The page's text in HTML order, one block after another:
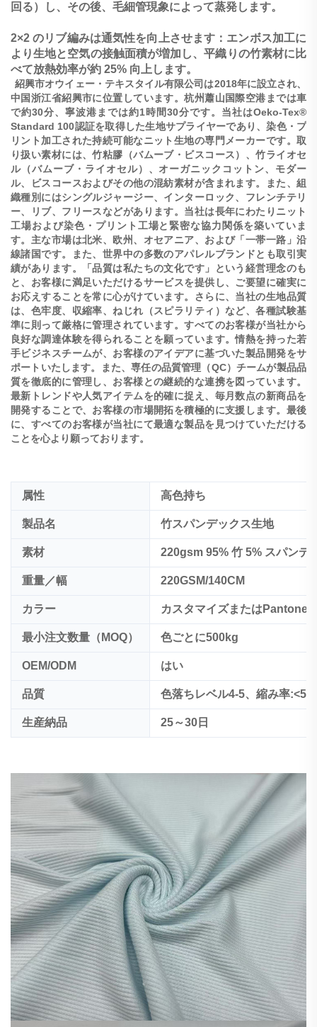
回る）し、その後、毛細管現象によって蒸発します。
2×2 のリブ編みは通気性を向上させます：エンボス加工に
より生地と空気の接触面積が増加し、平織りの竹素材に比
べて放熱効率が約 25% 向上します。
紹興市オウイェー・テキスタイル有限公司は2018年に設立され、
中国浙江省紹興市に位置しています。杭州蕭山国際空港までは車
で約30分、寧波港までは約1時間30分です。当社はOeko-Tex®
Standard 100認証を取得した生地サプライヤーであり、染色・プ
リント加工された持続可能なニット生地の専門メーカーです。取
り扱い素材には、竹粘膠（バムーブ・ビスコース）、竹ライオセ
ル（バムーブ・ライオセル）、オーガニックコットン、モダー
ル、ビスコースおよびその他の混紡素材が含まれます。また、組
織種別にはシングルジャージー、インターロック、フレンチテリ
ー、リブ、フリースなどがあります。当社は長年にわたりニット
工場および染色・プリント工場と緊密な協力関係を築いていま
す。主な市場は北米、欧州、オセアニア、および「一帯一路」沿
線諸国です。また、世界中の多数のアパレルブランドとも取引実
績があります。「品質は私たちの文化です」という経営理念のも
と、お客様に満足いただけるサービスを提供し、ご要望に確実に
お応えすることを常に心がけています。さらに、当社の生地品質
は、色牢度、収縮率、ねじれ（スピラリティ）など、各種試験基
準に則って厳格に管理されています。すべてのお客様が当社から
良好な調達体験を得られることを願っています。情熱を持った若
手ビジネスチームが、お客様のアイデアに基づいた製品開発をサ
ポートいたします。また、専任の品質管理（QC）チームが製品品
質を徹底的に管理し、お客様との継続的な連携を図っています。
最新トレンドや人気アイテムを的確に捉え、毎月数点の新商品を
開発することで、お客様の市場開拓を積極的に支援します。最後
に、すべてのお客様が当社にて最適な製品を見つけていただける
ことを心より願っております。
属性 高色持ち
製品名 竹スパンデックス生地
素材 220gsm 95% 竹 5% スパンデ
重量／幅 220GSM/140CM
カラー カスタマイズまたはPantone
最小注文数量（MOQ） 色ごとに500kg
OEM/ODM はい
品質 色落ちレベル4-5、縮み率:<5%
生産納品 25～30日